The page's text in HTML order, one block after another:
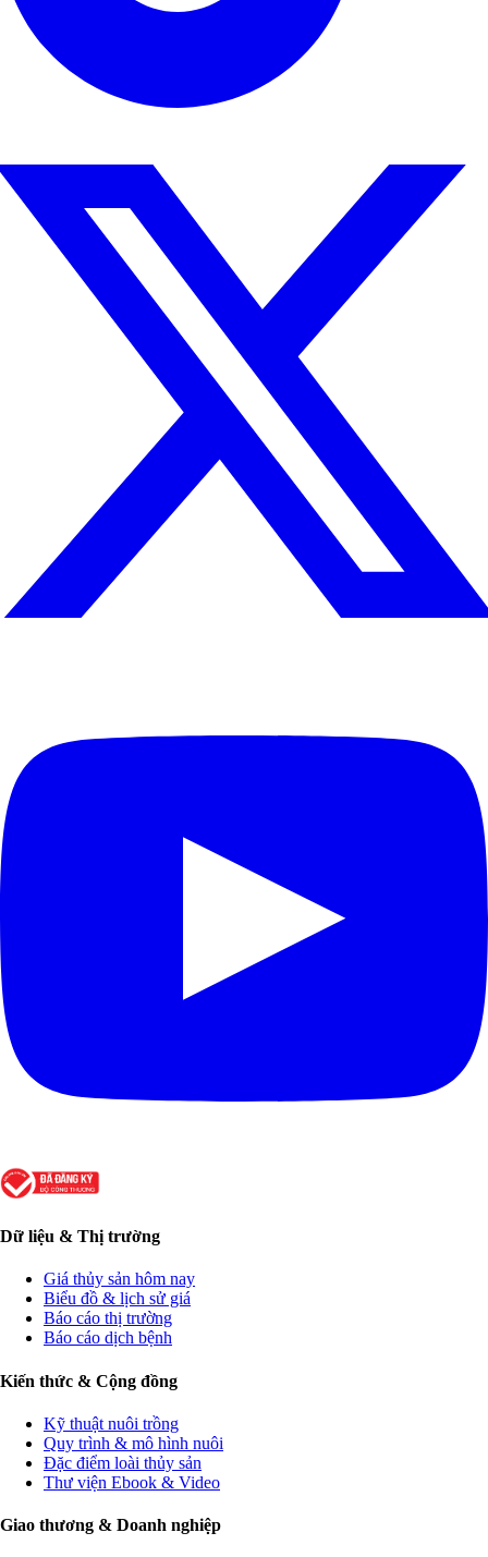
Dữ liệu & Thị trường
Giá thủy sản hôm nay
Biểu đồ & lịch sử giá
Báo cáo thị trường
Báo cáo dịch bệnh
Kiến thức & Cộng đồng
Kỹ thuật nuôi trồng
Quy trình & mô hình nuôi
Đặc điểm loài thủy sản
Thư viện Ebook & Video
Giao thương & Doanh nghiệp